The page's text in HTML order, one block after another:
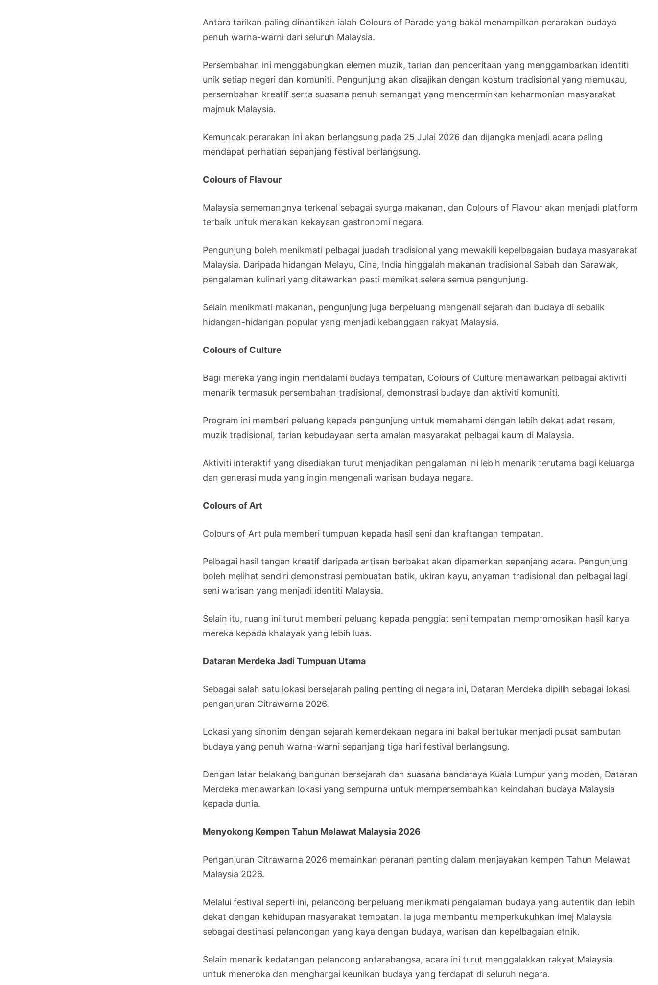
Antara tarikan paling dinantikan ialah Colours of Parade yang bakal menampilkan perarakan budaya
penuh warna-warni dari seluruh Malaysia.
Persembahan ini menggabungkan elemen muzik, tarian dan penceritaan yang menggambarkan identiti
unik setiap negeri dan komuniti. Pengunjung akan disajikan dengan kostum tradisional yang memukau,
persembahan kreatif serta suasana penuh semangat yang mencerminkan keharmonian masyarakat
majmuk Malaysia.
Kemuncak perarakan ini akan berlangsung pada 25 Julai 2026 dan dijangka menjadi acara paling
mendapat perhatian sepanjang festival berlangsung.
Colours of Flavour
Malaysia sememangnya terkenal sebagai syurga makanan, dan Colours of Flavour akan menjadi platform
terbaik untuk meraikan kekayaan gastronomi negara.
Pengunjung boleh menikmati pelbagai juadah tradisional yang mewakili kepelbagaian budaya masyarakat
Malaysia. Daripada hidangan Melayu, Cina, India hinggalah makanan tradisional Sabah dan Sarawak,
pengalaman kulinari yang ditawarkan pasti memikat selera semua pengunjung.
Selain menikmati makanan, pengunjung juga berpeluang mengenali sejarah dan budaya di sebalik
hidangan-hidangan popular yang menjadi kebanggaan rakyat Malaysia.
Colours of Culture
Bagi mereka yang ingin mendalami budaya tempatan, Colours of Culture menawarkan pelbagai aktiviti
menarik termasuk persembahan tradisional, demonstrasi budaya dan aktiviti komuniti.
Program ini memberi peluang kepada pengunjung untuk memahami dengan lebih dekat adat resam,
muzik tradisional, tarian kebudayaan serta amalan masyarakat pelbagai kaum di Malaysia.
Aktiviti interaktif yang disediakan turut menjadikan pengalaman ini lebih menarik terutama bagi keluarga
dan generasi muda yang ingin mengenali warisan budaya negara.
Colours of Art
Colours of Art pula memberi tumpuan kepada hasil seni dan kraftangan tempatan.
Pelbagai hasil tangan kreatif daripada artisan berbakat akan dipamerkan sepanjang acara. Pengunjung
boleh melihat sendiri demonstrasi pembuatan batik, ukiran kayu, anyaman tradisional dan pelbagai lagi
seni warisan yang menjadi identiti Malaysia.
Selain itu, ruang ini turut memberi peluang kepada penggiat seni tempatan mempromosikan hasil karya
mereka kepada khalayak yang lebih luas.
Dataran Merdeka Jadi Tumpuan Utama
Sebagai salah satu lokasi bersejarah paling penting di negara ini, Dataran Merdeka dipilih sebagai lokasi
penganjuran Citrawarna 2026.
Lokasi yang sinonim dengan sejarah kemerdekaan negara ini bakal bertukar menjadi pusat sambutan
budaya yang penuh warna-warni sepanjang tiga hari festival berlangsung.
Dengan latar belakang bangunan bersejarah dan suasana bandaraya Kuala Lumpur yang moden, Dataran
Merdeka menawarkan lokasi yang sempurna untuk mempersembahkan keindahan budaya Malaysia
kepada dunia.
Menyokong Kempen Tahun Melawat Malaysia 2026
Penganjuran Citrawarna 2026 memainkan peranan penting dalam menjayakan kempen Tahun Melawat
Malaysia 2026.
Melalui festival seperti ini, pelancong berpeluang menikmati pengalaman budaya yang autentik dan lebih
dekat dengan kehidupan masyarakat tempatan. Ia juga membantu memperkukuhkan imej Malaysia
sebagai destinasi pelancongan yang kaya dengan budaya, warisan dan kepelbagaian etnik.
Selain menarik kedatangan pelancong antarabangsa, acara ini turut menggalakkan rakyat Malaysia
untuk meneroka dan menghargai keunikan budaya yang terdapat di seluruh negara.